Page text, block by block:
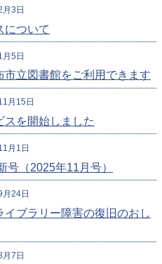
3日
について
5日
立図書館をご利用できます
月15日
スを開始しました
月1日
（2025年11月号）
24日
ブラリー障害の復旧のおし
7日